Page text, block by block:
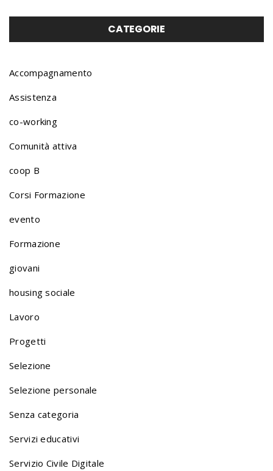
o
r
t
f
o
o
n
a
v
CATEGORIE
Accompagnamento
Assistenza
co-working
Comunità attiva
coop B
Corsi Formazione
evento
Formazione
giovani
housing sociale
Lavoro
Progetti
Selezione
Selezione personale
Senza categoria
Servizi educativi
Servizio Civile Digitale